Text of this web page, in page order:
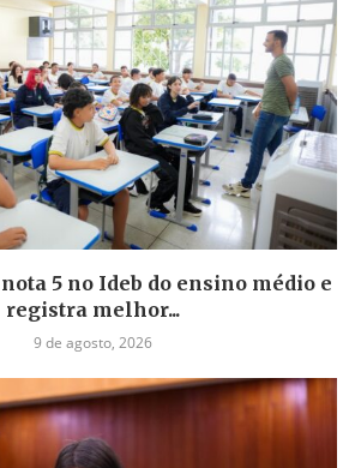
5 no Ideb do ensino médio e
registra melhor...
9 de agosto, 2026